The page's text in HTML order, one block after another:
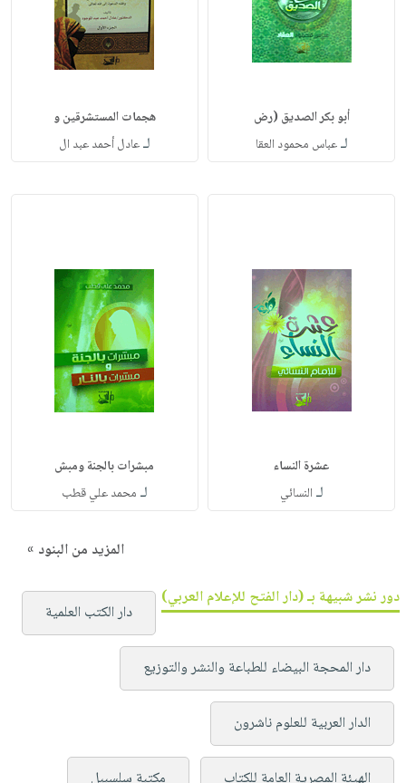
أبو بكر الصديق (رض
لـعباس محمود العقا
هجمات المستشرقين و
لـعادل أحمد عبد ال
عشرة النساء
لـ النسائي
مبشرات بالجنة ومبش
لـ محمد علي قطب
المزيد من البنود »
دور نشر شبيهة بـ (دار الفتح للإعلام العربي)
دار الكتب العلمية
دار المحجة البيضاء للطباعة والنشر والتوزيع
الدار العربية للعلوم ناشرون